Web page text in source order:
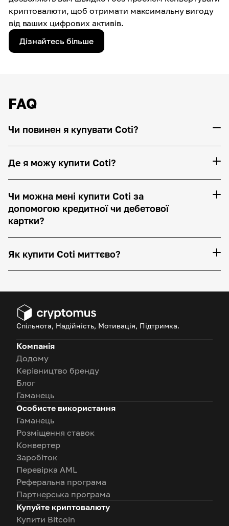
криптовалюти, щоб отримати максимальну вигоду
від ваших цифрових активів.
Дізнайтесь більше
FAQ
Чи повинен я купувати Coti?
Де я можу купити Coti?
Чи можна мені купити Coti за
допомогою кредитної чи дебетової
картки?
Як купити Coti миттєво?
Спільнота, Надійність, Мотивація, Підтримка.
Компанія
Додому
Керівництво бренду
Блог
Гаманець
Особисте використання
Гаманець
Розміщення ставок
Конвертер
Заробіток
Перевірка AML
Реферальна програма
Партнерська програма
Купуйте криптовалюту
Купити Bitcoin